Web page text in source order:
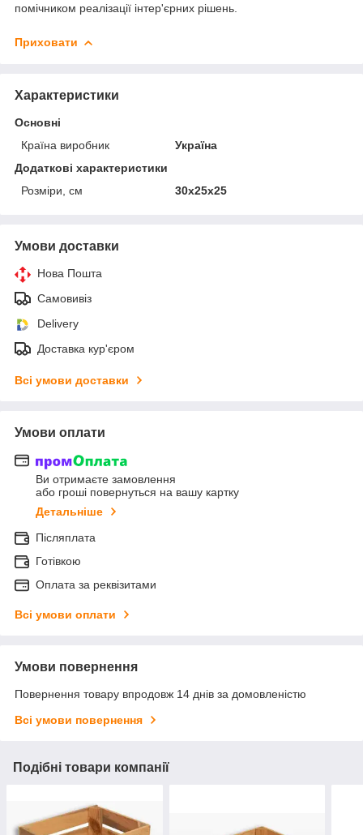
помічником реалізації інтер'єрних рішень.
Приховати
Характеристики
Основні
Країна виробник
Україна
Додаткові характеристики
Розміри, см
30x25x25
Умови доставки
Нова Пошта
Самовивіз
Delivery
Доставка кур'єром
Всі умови доставки
Умови оплати
Ви отримаєте замовлення
або гроші повернуться на вашу картку
Детальніше
Післяплата
Готівкою
Оплата за реквізитами
Всі умови оплати
Умови повернення
Повернення товару впродовж 14 днів за домовленістю
Всі умови повернення
Подібні товари компанії